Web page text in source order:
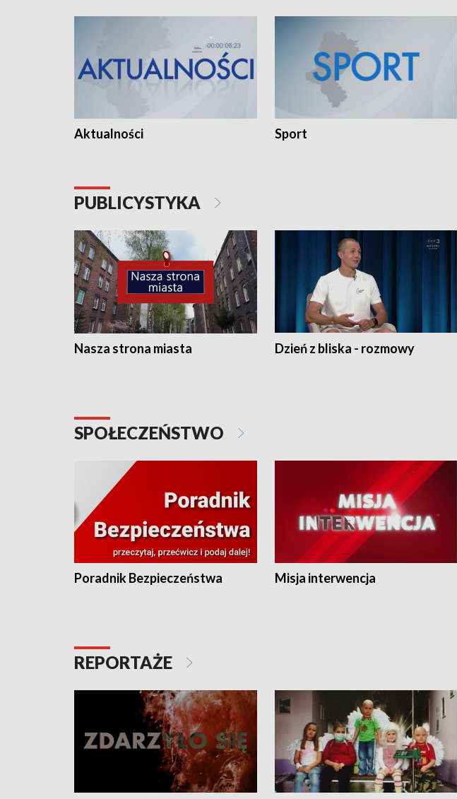
Aktualności Sport
PUBLICYSTYKA
Nasza strona miasta Dzień z bliska - rozmowy
SPOŁECZEŃSTWO
Poradnik Bezpieczeństwa Misja interwencja
REPORTAŻE